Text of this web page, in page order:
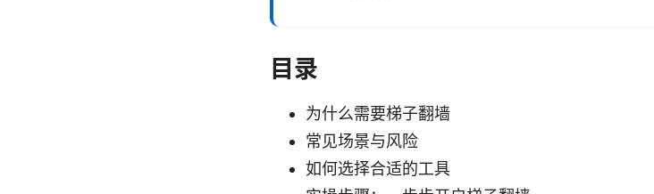
目录
为什么需要梯子翻墙
常见场景与风险
如何选择合适的工具